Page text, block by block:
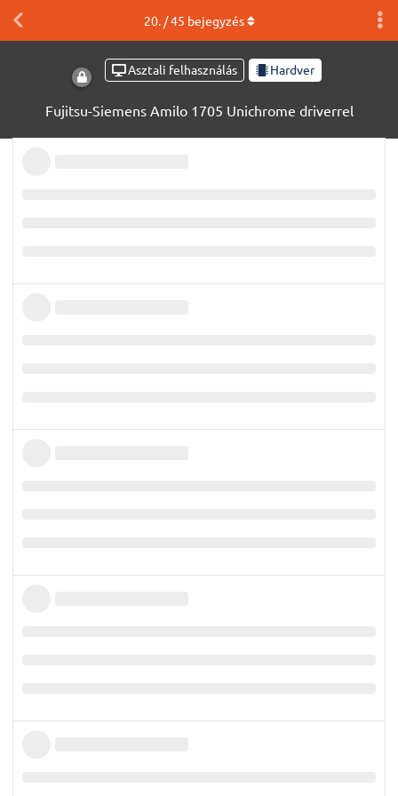
Asztali felhasználás Hardver
Fujitsu-Siemens Amilo 1705 Unichrome driverrel
20. /45 bejegyzés